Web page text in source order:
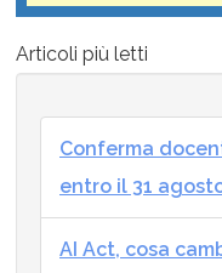
Articoli più letti
Conferma
entro il 31
AI Act, cosa